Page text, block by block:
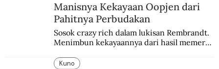
Manisnya Kekayaan Oopjen dari
Pahitnya Perbudakan
Sosok crazy rich dalam lukisan Rembrandt.
Menimbun kekayaannya dari hasil memeras
Kuno